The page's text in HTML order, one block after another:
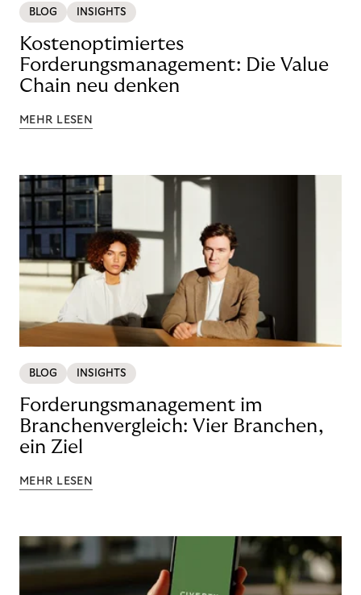
BLOG INSIGHTS
Kostenoptimiertes
Forderungsmanagement: Die Value
Chain neu denken
MEHR LESEN
BLOG INSIGHTS
Forderungsmanagement im
Branchenvergleich: Vier Branchen,
ein Ziel
MEHR LESEN